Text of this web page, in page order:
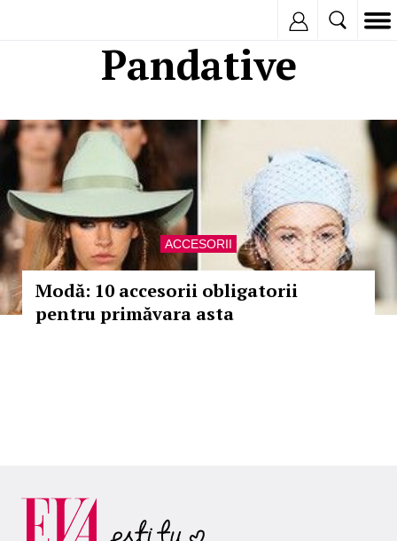
Pandative
ACCESORII
Modă: 10 accesorii obligatorii
pentru primăvara asta